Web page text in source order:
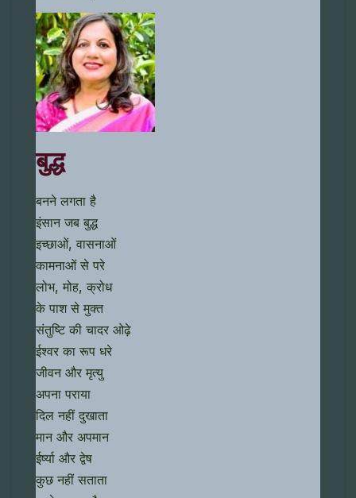
बुद्ध
बनने लगता है
इंसान जब बुद्ध
इच्छाओं, वासनाओं
कामनाओं से परे
लोभ, मोह, क्रोध
के पाश से मुक्त
संतुष्टि की चादर ओढ़े
ईश्वर का रूप धरे
जीवन और मृत्यु
अपना पराया
दिल नहीं दुखाता
मान और अपमान
ईर्ष्या और द्वेष
कुछ नहीं सताता